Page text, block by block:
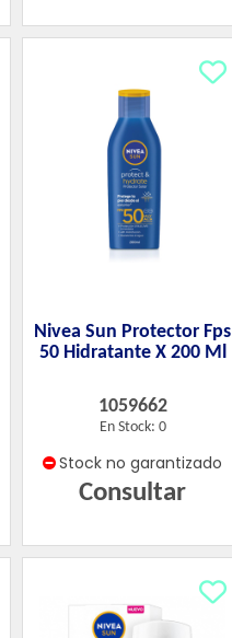
Nivea Sun Protector Fps
50 Hidratante X 200 Ml
1059662
En Stock: 0
Stock no garantizado
Consultar